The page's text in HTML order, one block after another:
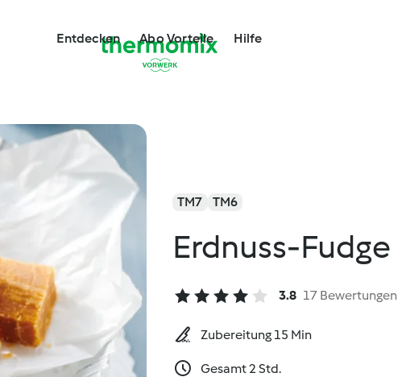
Entdecken Abo Vorteile Hilfe
TM7 TM6
Erdnuss-Fudge
3.8 17 Bewertungen
Zubereitung 15 Min
Gesamt 2 Std.